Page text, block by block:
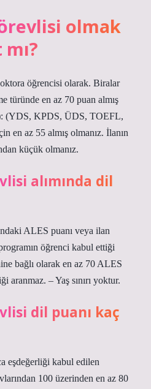
olmak
öğrencisi olarak. Biralar
türünde en az 70 puan almış
(YDS, KPDS, ÜDS, TOEFL,
en az 55 almış olmanız. İlanın
küçük olmanız.
alımında dil
ALES puanı veya ilan
öğrenci kabul ettiği
bağlı olarak en az 70 ALES
aranmaz. – Yaş sınırı yoktur.
dil puanı kaç
eşdeğerliği kabul edilen
100 üzerinden en az 80